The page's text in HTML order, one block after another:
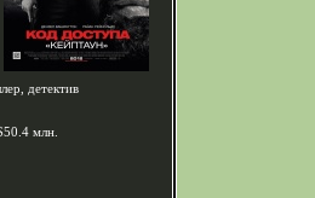
детектив
млн.